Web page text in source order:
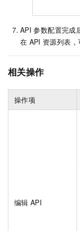
API 参数配置完成
在 API 资源列表
相关操作
操作项
编辑 API